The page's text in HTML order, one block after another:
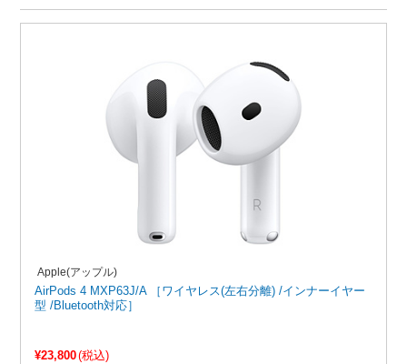
Apple(アップル)
AirPods 4 MXP63J/A ［ワイヤレス(左右分離) /インナーイヤー
型 /Bluetooth対応］
¥23,800(税込)